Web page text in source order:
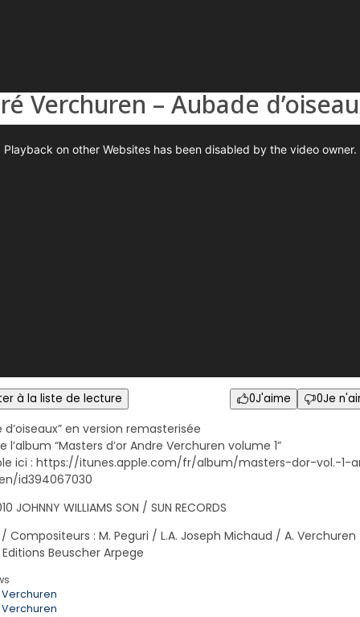
Verchuren – Aubade
à la liste de lecture 0J'aime 0Je
d’oiseaux” en version remasterisée
l’album “Masters d’or Andre Verchuren volume 1”
ici : https://itunes.apple.com/fr/album/masters-dor-vol.-1-
id394067030
JOHNNY WILLIAMS SON / SUN RECORDS
Compositeurs : M. Peguri / L.A. Joseph Michaud / A. Verchuren
Beuscher Arpege